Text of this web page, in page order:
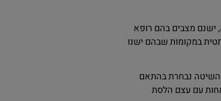
מצבים בהם רופא
במקומות שבהם ישנו
השיטה נבחרת בהתאם
עם עצם הלסת